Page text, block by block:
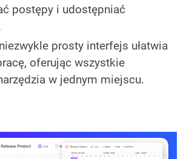
postępy i udostępniać
prosty interfejs ułatwia
oferując wszystkie
w jednym miejscu.